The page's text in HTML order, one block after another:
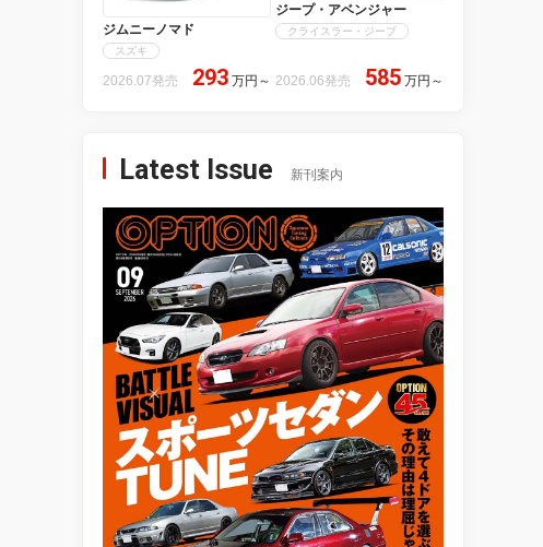
ジムニーノマド
スズキ
2026.07発売 293 万円 ～
ジープ・アベンジャー
クライスラー・ジープ
2026.06発売 585 万円 ～
Latest Issue 新刊案内